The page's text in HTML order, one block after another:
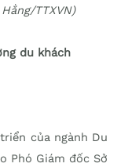
TTXVN)
du khách
của ngành Du
Phó Giám đốc Sở